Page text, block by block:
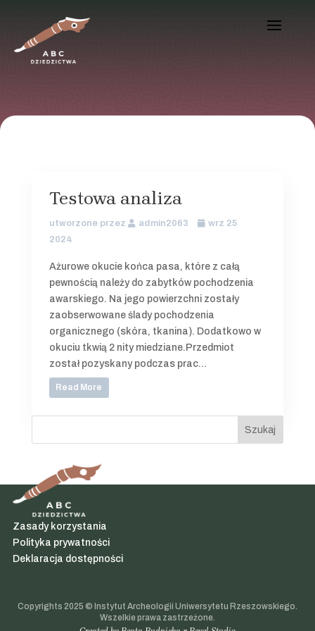
Testowa analiza
utworzone przez admin2063
wrz 25
2024
Ażurowe okucie końca pasa, które z całą
pewnością należy do zabytków pochodzenia
awarskiego. Na jego powierzchni zostały
zaobserwowane ślady pochodzenia
organicznego (skóra, tkanina). Dodatkowo w
okuciu tkwią 2 nity miedziane.Przedmiot
został pozyskany podczas prac...
Read More
Szukaj
Zasady korzystania
Polityka prywatności
Deklaracja dostępności
Copyrights 2025 © Instytut Archeologii Uniwersytetu Rzeszowskiego.
Wszelkie prawa zastrzeżone.